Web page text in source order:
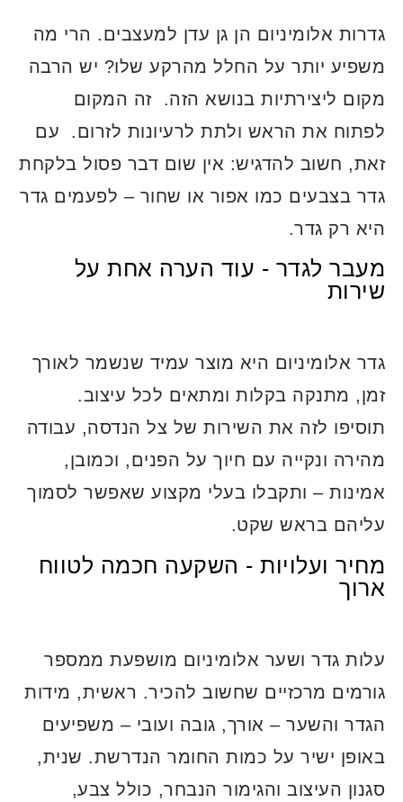
גדרות אלומיניום הן גן עדן למעצבים. הרי מה
משפיע יותר על החלל מהרקע שלו? יש הרבה
מקום ליצירתיות בנושא הזה. זה המקום
לפתוח את הראש ולתת לרעיונות לזרום. עם
זאת, חשוב להדגיש: אין שום דבר פסול בלקחת
גדר בצבעים כמו אפור או שחור – לפעמים גדר
היא רק גדר.
מעבר לגדר - עוד הערה אחת על
שירות
גדר אלומיניום היא מוצר עמיד שנשמר לאורך
זמן, מתנקה בקלות ומתאים לכל עיצוב.
תוסיפו לזה את השירות של צל הנדסה, עבודה
מהירה ונקייה עם חיוך על הפנים, וכמובן,
אמינות – ותקבלו בעלי מקצוע שאפשר לסמוך
עליהם בראש שקט.
מחיר ועלויות - השקעה חכמה לטווח
ארוך
עלות גדר ושער אלומיניום מושפעת ממספר
גורמים מרכזיים שחשוב להכיר. ראשית, מידות
הגדר והשער – אורך, גובה ועובי – משפיעים
באופן ישיר על כמות החומר הנדרשת. שנית,
סגנון העיצוב והגימור הנבחר, כולל צבע,